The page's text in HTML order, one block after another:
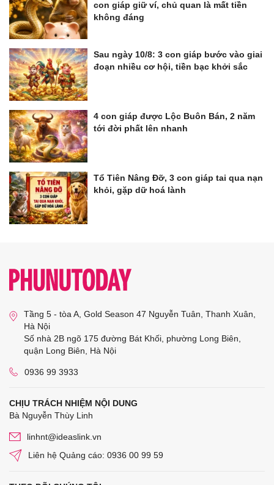
con giáp giữ ví, chủ quan là mất tiền
không đáng
Sau ngày 10/8: 3 con giáp bước vào giai
đoạn nhiều cơ hội, tiền bạc khởi sắc
4 con giáp được Lộc Buôn Bán, 2 năm
tới đời phất lên nhanh
Tổ Tiên Nâng Đỡ, 3 con giáp tai qua nạn
khỏi, gặp dữ hoá lành
Tầng 5 - tòa A, Gold Season 47 Nguyễn Tuân, Thanh Xuân,
Hà Nội
Số nhà 2B ngõ 175 đường Bát Khối, phường Long Biên,
quận Long Biên, Hà Nội
0936 99 3933
CHỊU TRÁCH NHIỆM NỘI DUNG
Bà Nguyễn Thùy Linh
linhnt@ideaslink.vn
Liên hệ Quảng cáo: 0936 00 99 59